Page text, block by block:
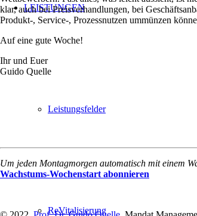
LEISTUNGEN
Leistungsfelder
ReVitalisierung
klar, auch bei Preisverhandlungen, bei
Produkt-, Service-, Prozessnutzen ummünzen
Auf eine gute Woche!
Ihr und Euer
Guido Quelle
Um jeden Montagmorgen automatisch mit einem
Wachstums-Wochenstart abonnieren